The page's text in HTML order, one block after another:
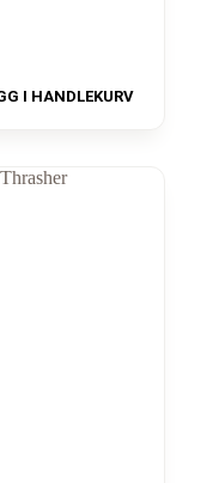
I HANDLEKURV